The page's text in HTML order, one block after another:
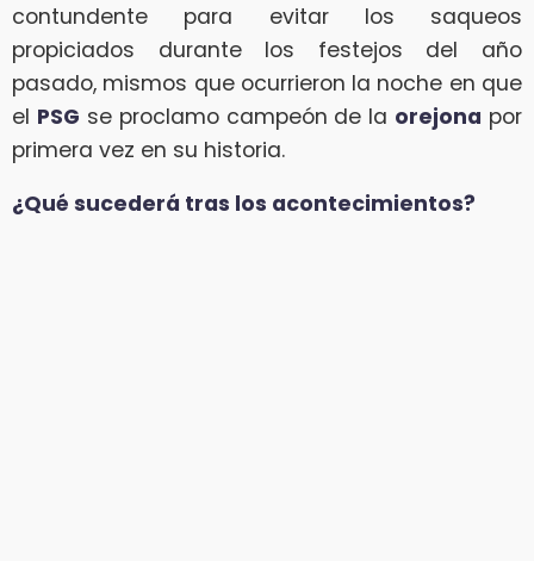
contundente para evitar los saqueos
propiciados durante los festejos del año
pasado, mismos que ocurrieron la noche en que
el PSG se proclamo campeón de la orejona por
primera vez en su historia.
¿Qué sucederá tras los acontecimientos?